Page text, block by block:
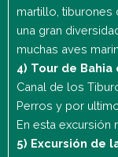
martillo, tiburones
una gran
muchas aves
4) Tour de Bahia
Canal de los
Perros y por
En esta excursión
5) Excursión de